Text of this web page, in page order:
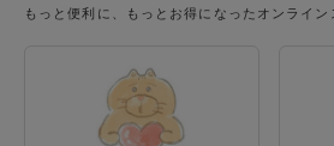
もっと便利に、もっとお得になったオンライン